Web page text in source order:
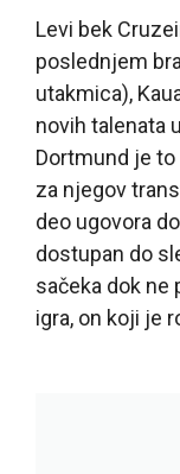
Levi bek
poslednjem
utakmica),
novih talenata
Dortmund je
za njegov
deo ugovora
dostupan do
sačeka dok ne
igra, on koji je